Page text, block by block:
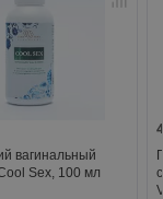
вагинальный
Sex, 100 мл